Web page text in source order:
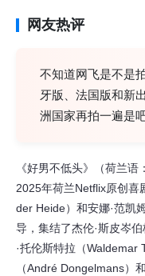
网友热评
不知道网飞是不是
牙版、法国版和新
洲国家再拍一遍是吧
《好男不低头》（荷兰
2025年荷兰Netflix原创喜
der Heide）和安娜·范凯
导，集结了杰伦·斯皮岑
·托伦斯特拉（Waldemar
（André Dongelmans）